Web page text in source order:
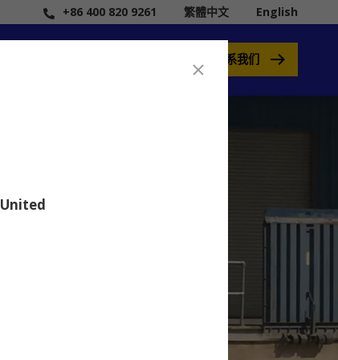
+86 400 820 9261 繁體中文 English
联系我们
United